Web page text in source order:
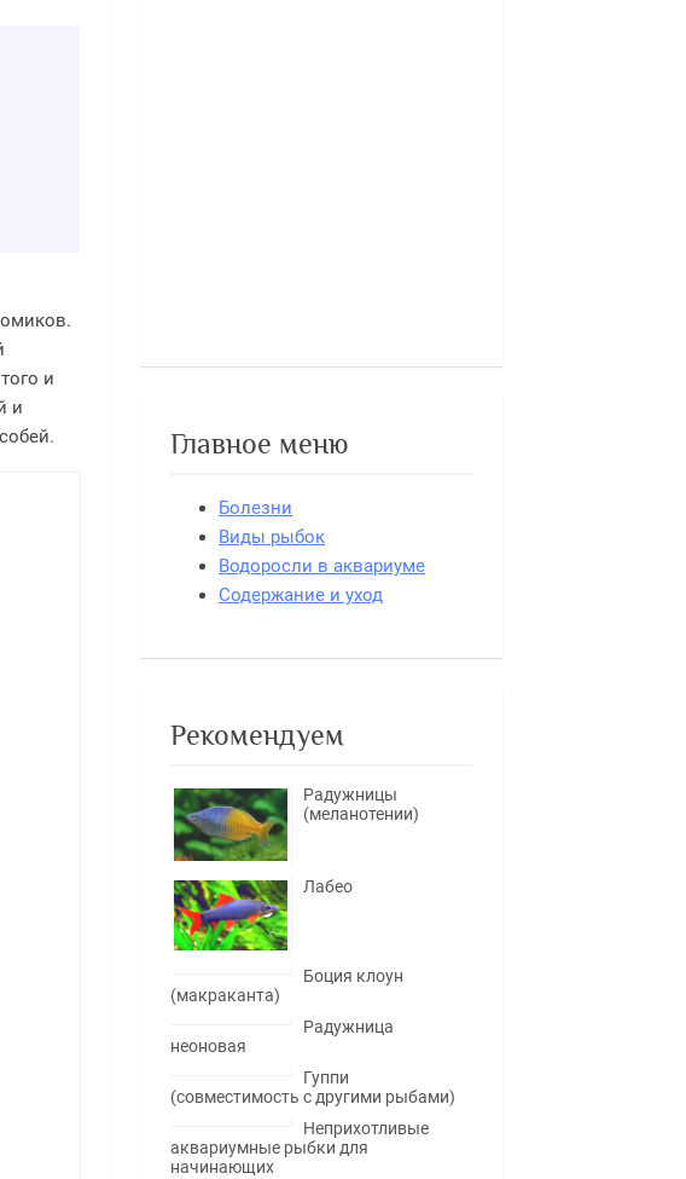
и
и
Главное меню
Болезни
Виды рыбок
Водоросли в аквариуме
Содержание и уход
Рекомендуем
Радужницы
(меланотении)
Лабео
Боция клоун
(макраканта)
Радужница
неоновая
Гуппи
(совместимость с другими рыбами)
Неприхотливые
аквариумные рыбки для
начинающих